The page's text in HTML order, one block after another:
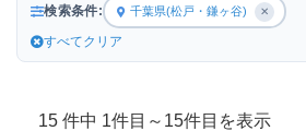
検索条件: 千葉県(松戸・鎌ヶ谷) ✕
すべてクリア
15 件中 1件目～15件目を表示